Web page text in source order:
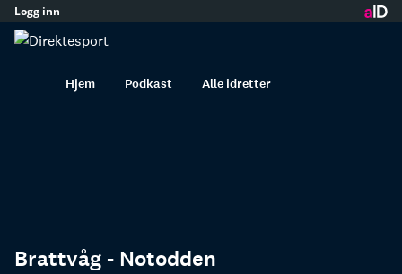
innhold
Logg inn
Hjem Podkast Alle idretter
Brattvåg - Notodden